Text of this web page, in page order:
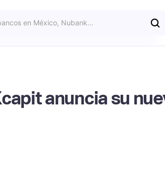
anuncia su